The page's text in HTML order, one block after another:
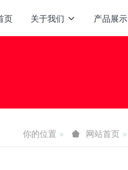
页 关于我们 产品展示
你的位置 网站首页